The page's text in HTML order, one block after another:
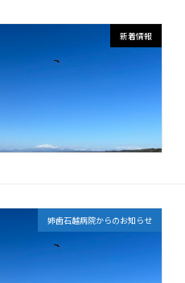
新着情報
姉歯石越病院からのお知らせ